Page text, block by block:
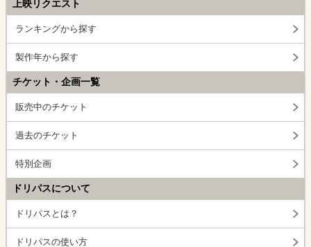
上映リクエスト
ランキングから探す
製作年から探す
チケット・企画一覧
販売中のチケット
過去のチケット
特別企画
ドリパスについて
ドリパスとは？
ドリパスの使い方